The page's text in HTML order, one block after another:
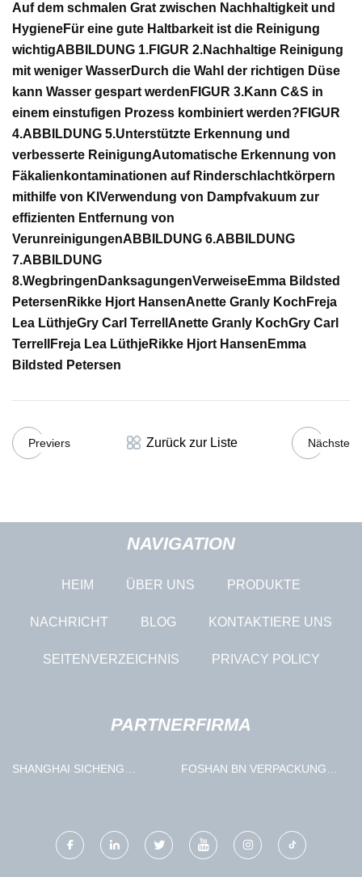
Auf dem schmalen Grat zwischen Nachhaltigkeit und
HygieneFür eine gute Haltbarkeit ist die Reinigung
wichtigABBILDUNG 1.FIGUR 2.Nachhaltige Reinigung
mit weniger WasserDurch die Wahl der richtigen Düse
kann Wasser gespart werden FIGUR 3.Kann C&S in
einem einstufigen Prozess kombiniert werden? FIGUR
4.ABBILDUNG 5.Unterstützte Erkennung und
verbesserte ReinigungAutomatische Erkennung von
Fäkalienkontaminationen auf Rinderschlachtkörpern
mithilfe von KI Verwendung von Dampfvakuum zur
effizienten Entfernung von
VerunreinigungenABBILDUNG 6.ABBILDUNG
7.ABBILDUNG
8.Wegbringen DanksagungenVerweiseEmma Bildsted
Petersen Rikke Hjort HansenAnette Granly Koch Freja
Lea LüthjeGry Carl Terrell Anette Granly KochGry Carl
Terrell
Freja Lea LüthjeRikke Hjort Hansen Emma
Bildsted Petersen
Previers Zurück zur Liste Nächste
NAVIGATION
HEIM ÜBER UNS PRODUKTE
NACHRICHT BLOG KONTAKTIERE UNS
SEITENVERZEICHNIS PRIVACY POLICY
PARTNERFIRMA
SHANGHAI SICHENG
FOSHAN BN VERPACKUNG